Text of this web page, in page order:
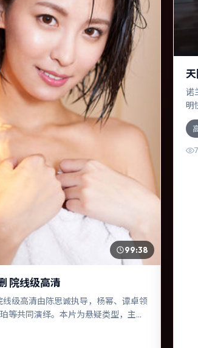
99:38
院线级高清
线级高清由陈思诚执导，杨幂、谭卓领
等共同演绎。本片为悬疑类型，主要
湾。失散多年的兄妹在边境小镇意外
抑，节奏紧凑，人物动机清晰，适合
诺
明
向